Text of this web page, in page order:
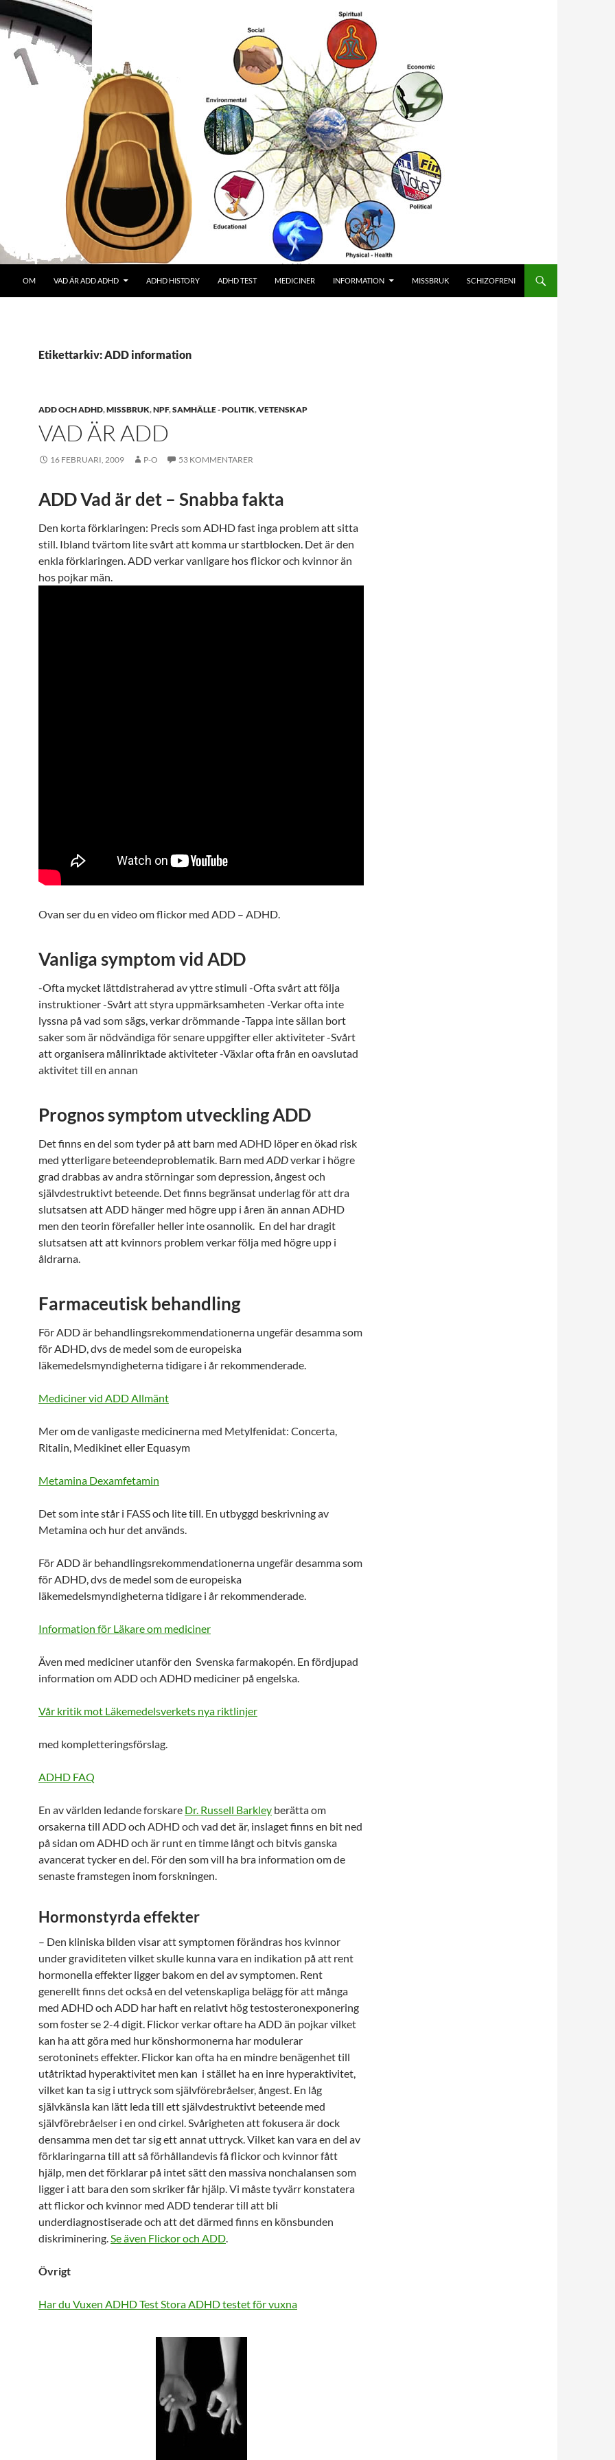
OM VAD ÄR ADD ADHD ADHD HISTORY ADHD TEST MEDICINER INFORMATION MISSBRUK SCHIZOFRENI
Etikettarkiv: ADD information
ADD OCH ADHD,MISSBRUK,NPF,SAMHÄLLE - POLITIK,VETENSKAP
VAD ÄR ADD
16 FEBRUARI, 2009 P-O 53 KOMMENTARER
ADD Vad är det – Snabba fakta
Den korta förklaringen: Precis som ADHD fast inga problem att sitta
still. Ibland tvärtom lite svårt att komma ur startblocken. Det är den
enkla förklaringen. ADD verkar vanligare hos flickor och kvinnor än
hos pojkar män.
Ovan ser du en video om flickor med ADD – ADHD.
Vanliga symptom vid ADD
-Ofta mycket lättdistraherad av yttre stimuli -Ofta svårt att följa
instruktioner -Svårt att styra uppmärksamheten -Verkar ofta inte
lyssna på vad som sägs, verkar drömmande -Tappa inte sällan bort
saker som är nödvändiga för senare uppgifter eller aktiviteter -Svårt
att organisera målinriktade aktiviteter -Växlar ofta från en oavslutad
aktivitet till en annan
Prognos symptom utvecklingADD
Det finns en del som tyder på att barn med ADHD löper en ökad risk
med ytterligare beteendeproblematik. Barn med ADDverkar i högre
grad drabbas av andra störningar som depression, ångest och
självdestruktivt beteende. Det finns begränsat underlag för att dra
slutsatsen att ADD hänger med högre upp i åren än annan ADHD
men den teorin förefaller heller inte osannolik. En del har dragit
slutsatsen att att kvinnors problem verkar följa med högre upp i
åldrarna.
Farmaceutisk behandling
För ADD är behandlingsrekommendationerna ungefär desamma som
för ADHD, dvs de medel som de europeiska
läkemedelsmyndigheterna tidigare i år rekommenderade.
Mediciner vid ADD Allmänt
Mer om de vanligaste medicinerna med Metylfenidat: Concerta,
Ritalin, Medikinet eller Equasym
Metamina Dexamfetamin
Det som inte står i FASS och lite till. En utbyggd beskrivning av
Metamina och hur det används.
För ADD är behandlingsrekommendationerna ungefär desamma som
för ADHD, dvs de medel som de europeiska
läkemedelsmyndigheterna tidigare i år rekommenderade.
Information för Läkare om mediciner
Även med mediciner utanför den Svenska farmakopén. En fördjupad
information om ADD och ADHD mediciner på engelska.
Vår kritik mot Läkemedelsverkets nya riktlinjer
med kompletteringsförslag.
ADHD FAQ
En av världen ledande forskare Dr. Russell Barkley berätta om
orsakerna till ADD och ADHD och vad det är, inslaget finns en bit ned
på sidan om ADHD och är runt en timme långt och bitvis ganska
avancerat tycker en del. För den som vill ha bra information om de
senaste framstegen inom forskningen.
Hormonstyrda effekter
– Den kliniska bilden visar att symptomen förändras hos kvinnor
under graviditeten vilket skulle kunna vara en indikation på att rent
hormonella effekter ligger bakom en del av symptomen. Rent
generellt finns det också en del vetenskapliga belägg för att många
med ADHD och ADD har haft en relativt hög testosteronexponering
som foster se 2-4 digit. Flickor verkar oftare ha ADD än pojkar vilket
kan ha att göra med hur könshormonerna har modulerar
serotoninets effekter. Flickor kan ofta ha en mindre benägenhet till
utåtriktad hyperaktivitet men kan i stället ha en inre hyperaktivitet,
vilket kan ta sig i uttryck som självförebråelser, ångest. En låg
självkänsla kan lätt leda till ett självdestruktivt beteende med
självförebråelser i en ond cirkel. Svårigheten att fokusera är dock
densamma men det tar sig ett annat uttryck. Vilket kan vara en del av
förklaringarna till att så förhållandevis få flickor och kvinnor fått
hjälp, men det förklarar på intet sätt den massiva nonchalansen som
ligger i att bara den som skriker får hjälp. Vi måste tyvärr konstatera
att flickor och kvinnor med ADD tenderar till att bli
underdiagnostiserade och att det därmed finns en könsbunden
diskriminering.Se även Flickor och ADD.
Övrigt
Har du Vuxen ADHD TestStora ADHD testet för vuxna